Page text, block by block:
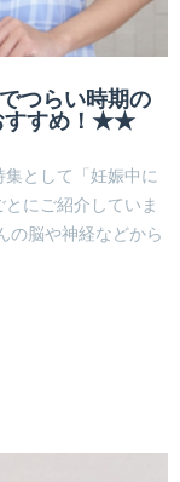
つらい時期の
すすめ！★★
として「妊娠中に
にご紹介していま
の脳や神経などから